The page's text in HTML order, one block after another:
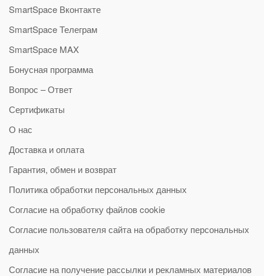
SmartSpace Вконтакте
SmartSpace Телеграм
SmartSpace MAX
Бонусная программа
Вопрос – Ответ
Сертификаты
О нас
Доставка и оплата
Гарантия, обмен и возврат
Политика обработки персональных данных
Согласие на обработку файлов cookie
Согласие пользователя сайта на обработку персональных
данных
Согласие на получение рассылки и рекламных материалов